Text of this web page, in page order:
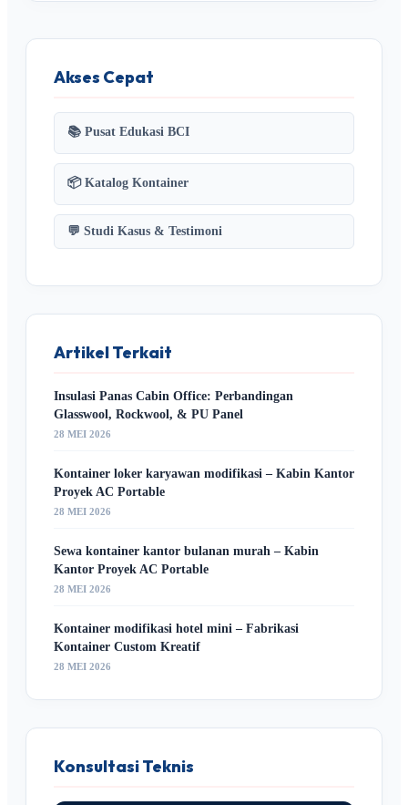
Akses Cepat
📚 Pusat Edukasi BCI
📦 Katalog Kontainer
💬 Studi Kasus & Testimoni
Artikel Terkait
Insulasi Panas Cabin Office: Perbandingan
Glasswool, Rockwool, & PU Panel
28 MEI 2026
Kontainer loker karyawan modifikasi – Kabin Kantor
Proyek AC Portable
28 MEI 2026
Sewa kontainer kantor bulanan murah – Kabin
Kantor Proyek AC Portable
28 MEI 2026
Kontainer modifikasi hotel mini – Fabrikasi
Kontainer Custom Kreatif
28 MEI 2026
Konsultasi Teknis